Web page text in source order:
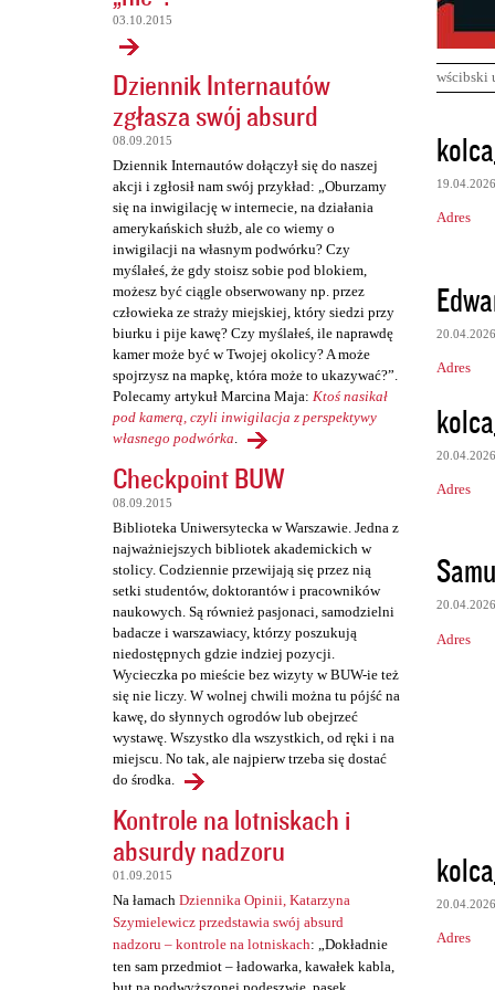
03.10.2015
Dziennik Internautów
zgłasza swój absurd
08.09.2015
Dziennik Internautów dołączył się do naszej
akcji i zgłosił nam swój przykład: „Oburzamy
się na inwigilację w internecie, na działania
amerykańskich służb, ale co wiemy o
inwigilacji na własnym podwórku? Czy
myślałeś, że gdy stoisz sobie pod blokiem,
możesz być ciągle obserwowany np. przez
człowieka ze straży miejskiej, który siedzi przy
biurku i pije kawę? Czy myślałeś, ile naprawdę
kamer może być w Twojej okolicy? A może
spojrzysz na mapkę, która może to ukazywać?”.
Polecamy artykuł Marcina Maja: Ktoś nasikał
pod kamerą, czyli inwigilacja z perspektywy
własnego podwórka.
Checkpoint BUW
08.09.2015
Biblioteka Uniwersytecka w Warszawie. Jedna z
najważniejszych bibliotek akademickich w
stolicy. Codziennie przewijają się przez nią
setki studentów, doktorantów i pracowników
naukowych. Są również pasjonaci, samodzielni
badacze i warszawiacy, którzy poszukują
niedostępnych gdzie indziej pozycji.
Wycieczka po mieście bez wizyty w BUW-ie też
się nie liczy. W wolnej chwili można tu pójść na
kawę, do słynnych ogrodów lub obejrzeć
wystawę. Wszystko dla wszystkich, od ręki i na
miejscu. No tak, ale najpierw trzeba się dostać
do środka.
Kontrole na lotniskach i
absurdy nadzoru
01.09.2015
Na łamach Dziennika Opinii, Katarzyna
Szymielewicz przedstawia swój absurd
nadzoru – kontrole na lotniskach: „Dokładnie
ten sam przedmiot – ładowarka, kawałek kabla,
wścibski
K
o
m
e
t
a
r
e
19.04.2026
Adres
20.04.2026
Adres
20.04.2026
Adres
20.04.2026
Adres
20.04.2026
Adres